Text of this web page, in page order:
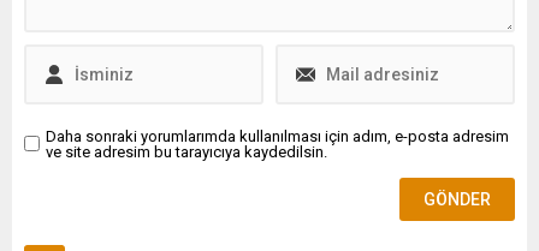
Daha sonraki yorumlarımda kullanılması için adım, e-posta adresim
ve site adresim bu tarayıcıya kaydedilsin.